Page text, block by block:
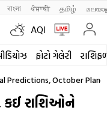
বাংলা ਪੰਜਾਬੀ தமிழ்
AQI
ફોટો ગેલેરી
Predictions, October
કઈ રાશિઓને